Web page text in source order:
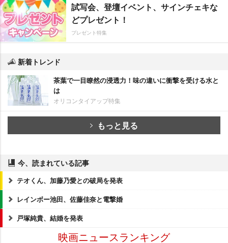
試写会、登壇イベント、サインチェキな
どプレゼント！
プレゼント特集
新着トレンド
茶葉で一目瞭然の浸透力！味の違いに衝撃を受ける水と
は
オリコンタイアップ特集
もっと見る
今、読まれている記事
テオくん、加藤乃愛との破局を発表
レインボー池田、佐藤佳奈と電撃婚
戸塚純貴、結婚を発表
映画ニュースランキング